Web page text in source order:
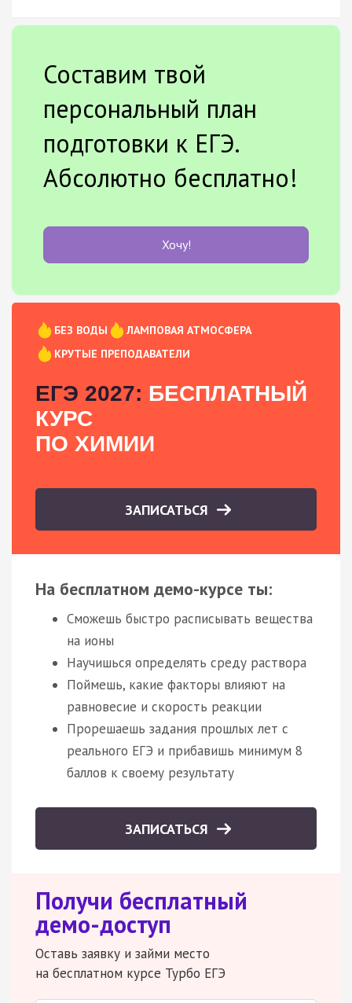
Составим твой
персональный план
подготовки к ЕГЭ.
Абсолютно бесплатно!
Хочу!
БЕЗ ВОДЫ
ЛАМПОВАЯ АТМОСФЕРА
КРУТЫЕ ПРЕПОДАВАТЕЛИ
ЕГЭ 2027: БЕСПЛАТНЫЙ
КУРС
ПО ХИМИИ
ЗАПИСАТЬСЯ
На бесплатном демо-курсе ты:
Сможешь быстро расписывать вещества
на ионы
Научишься определять среду раствора
Поймешь, какие факторы влияют на
равновесие и скорость реакции
Прорешаешь задания прошлых лет с
реального ЕГЭ и прибавишь минимум 8
баллов к своему результату
ЗАПИСАТЬСЯ
Получи бесплатный
демо-доступ
Оставь заявку и займи место
на бесплатном курсе Турбо ЕГЭ